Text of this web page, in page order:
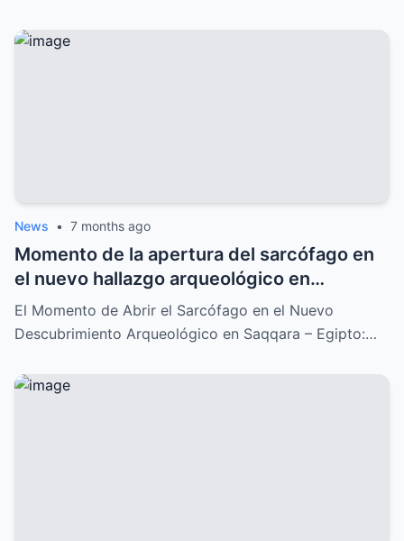
News • 7 months ago
Momento de la apertura del sarcófago en
el nuevo hallazgo arqueológico en
Saqqara: Un descubrimiento
impresionante que lo cambia todo
El Momento de Abrir el Sarcófago en el Nuevo
Descubrimiento Arqueológico en Saqqara – Egipto:…